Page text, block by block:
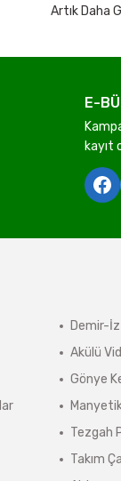
Artık Daha
E-
kayıt
Demir-İz
Akülü
Gönye
Tezgah
Takım